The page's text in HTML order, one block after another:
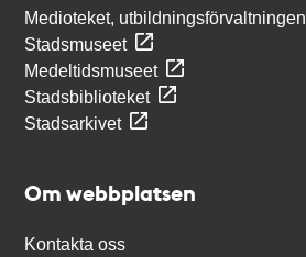
Medioteket, utbildningsförvaltningen
Stadsmuseet
Medeltidsmuseet
Stadsbiblioteket
Stadsarkivet
Om webbplatsen
Kontakta oss